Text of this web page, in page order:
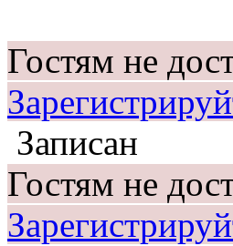
Гостям не
Записан
Гостям не